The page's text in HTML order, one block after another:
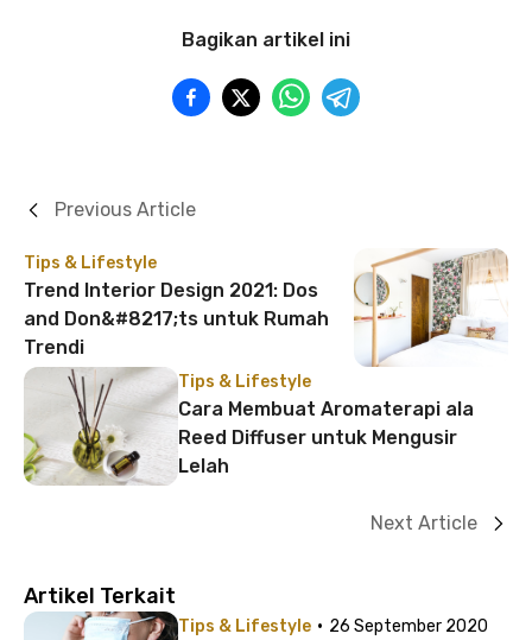
Bagikan artikel ini
Tips & Lifestyle
Trend Interior Design 2021: Dos
and Don&#8217;ts untuk Rumah
Trendi
Previous Article
Tips & Lifestyle
Cara Membuat Aromaterapi ala
Reed Diffuser untuk Mengusir
Lelah
Next Article
Artikel Terkait
Tips & Lifestyle · 26 September 2020